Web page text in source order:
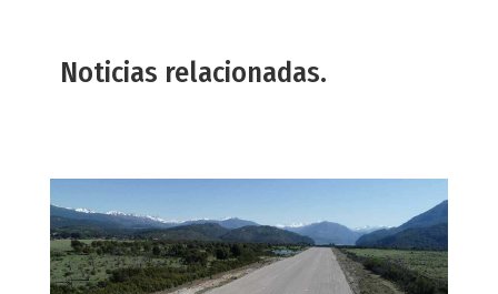
Noticias relacionadas.